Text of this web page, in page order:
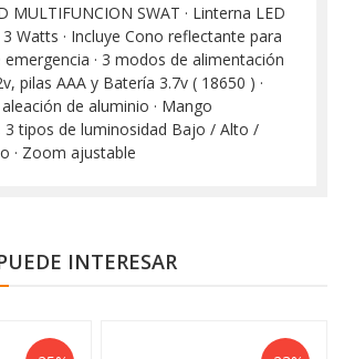
MULTIFUNCION SWAT · Linterna LED
Watts · Incluye Cono reflectante para
· 3 modos de alimentación
pilas AAA y Batería 3.7v ( 18650 ) ·
de aluminio · Mango
3 tipos de luminosidad Bajo / Alto /
· Zoom ajustable
INTERESAR